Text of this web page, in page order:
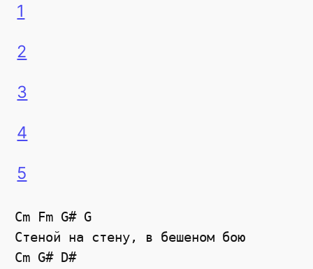
1
2
3
4
5
Cm Fm G# G
Стеной на стену, в бешеном бою
Cm G# D#